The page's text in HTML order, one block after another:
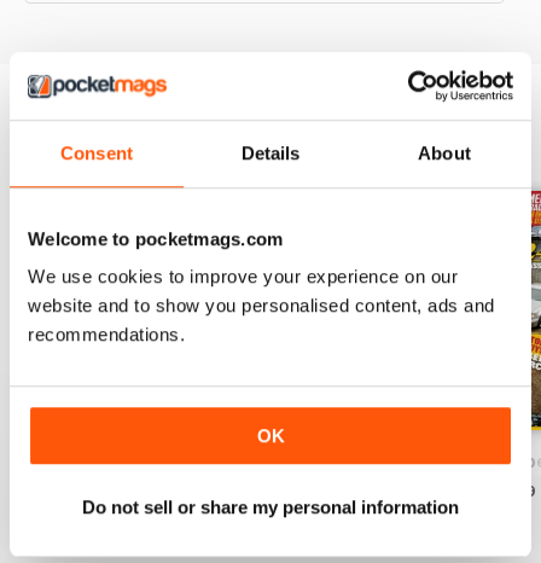
Consent Details About
Welcome to pocketmags.com
We use cookies to improve your experience on our
website and to show you personalised content, ads and
recommendations.
OK
Do not sell or share my personal information
EDIZIONI INDIETRO Visualizza tutti
December/January 2025October/November 2024`
Al carrello
August/
€5,99